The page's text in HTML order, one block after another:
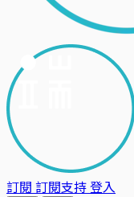
訂閱 訂閱支持登入